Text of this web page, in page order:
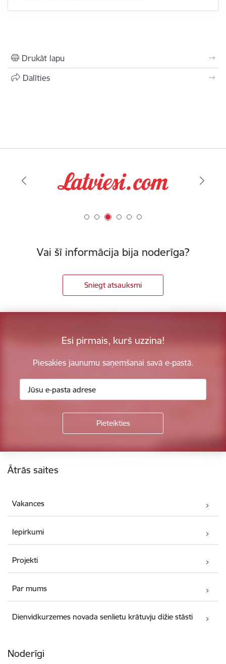
Drukāt lapu
Dalīties
Vai šī informācija bija noderīga?
Sniegt atsauksmi
Esi pirmais, kurš uzzina!
Piesakies jaunumu saņemšanai savā e-pastā.
Ātrās saites
Vakances
Iepirkumi
Projekti
Par mums
Dienvidkurzemes novada senlietu krātuvju dižie stāsti
Noderīgi